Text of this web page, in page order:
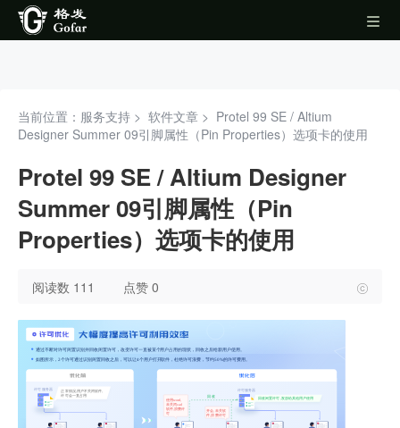
当前位置：服务支持 > 软件文章 > Protel 99 SE / Altium
Designer Summer 09引脚属性（Pin Properties）选项卡的使用
Protel 99 SE / Altium Designer
Summer 09引脚属性（Pin
Properties）选项卡的使用
阅读数 111 点赞 0